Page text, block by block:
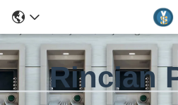
Rincian